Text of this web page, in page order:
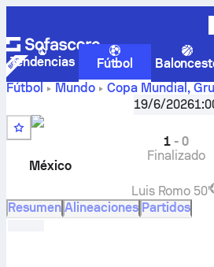
Tendencias Fútbol
Fútbol
Mundo Copa Mundial,
Corea del Suren vivo,
clasificación, predicción y resultado
19/6/2026
México
1-0
Finalizado
Luis Romo 50'
Resumen Alineaciones Partidos